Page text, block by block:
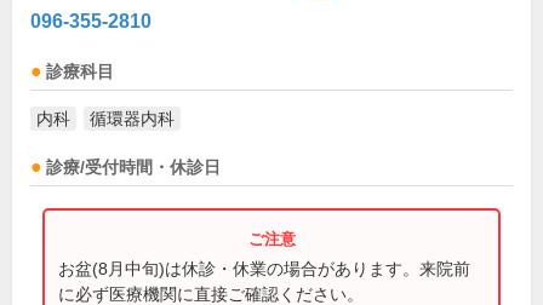
096-355-2810
診療科目
内科 循環器内科
診療/受付時間・休診日
お盆(8月中旬)は休診・休業の場合があります。来院前
に必ず医療機関に直接ご確認ください。